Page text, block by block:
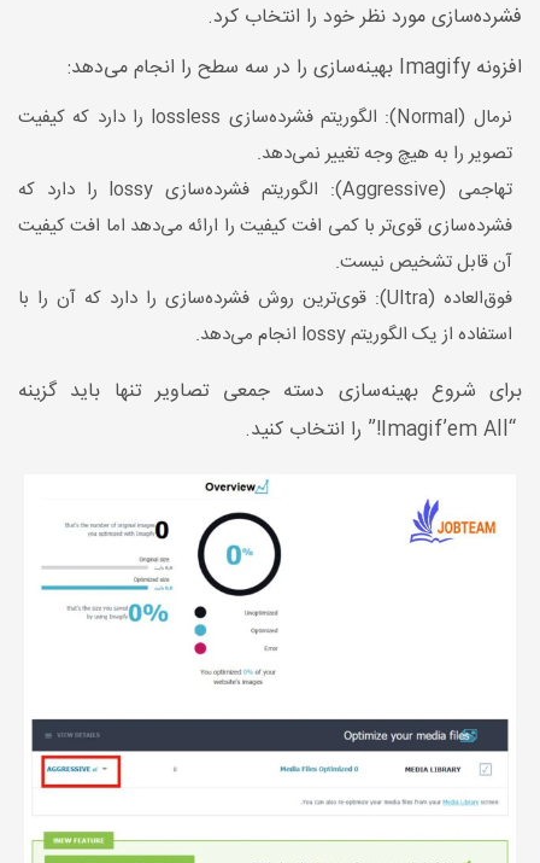
فشرده‌سازی مورد نظر خود را انتخاب کرد.
افزونه Imagify بهینه‌سازی را در سه سطح را انجام می‌دهد:
نرمال (Normal): الگوریتم فشرده‌سازی lossless را دارد که کیفیت
تصویر را به هیچ وجه تغییر نمی‌دهد.
تهاجمی (Aggressive): الگوریتم فشرده‌سازی lossy را دارد که
فشرده‌سازی قوی‌تر با کمی افت کیفیت را ارائه می‌دهد اما افت کیفیت
آن قابل تشخیص نیست.
فوق‌العاده (Ultra): قوی‌ترین روش فشرده‌سازی را دارد که آن را با
استفاده از یک الگوریتم lossy انجام می‌دهد.
برای شروع بهینه‌سازی دسته جمعی تصاویر تنها باید گزینه
“Imagif’em All!” را انتخاب کنید.